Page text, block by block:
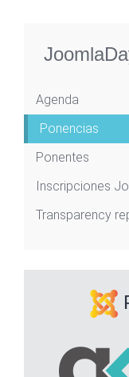
Agenda
Ponencias
Ponentes
Inscripciones
Transparency